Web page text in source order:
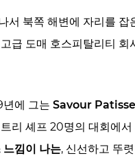
서 북쪽 해변에 자리를
도매 호스피탈리티 회
에 그는 Savour
리 셰프 20명의 대회에
느낌이 나는, 신선하고 뚜